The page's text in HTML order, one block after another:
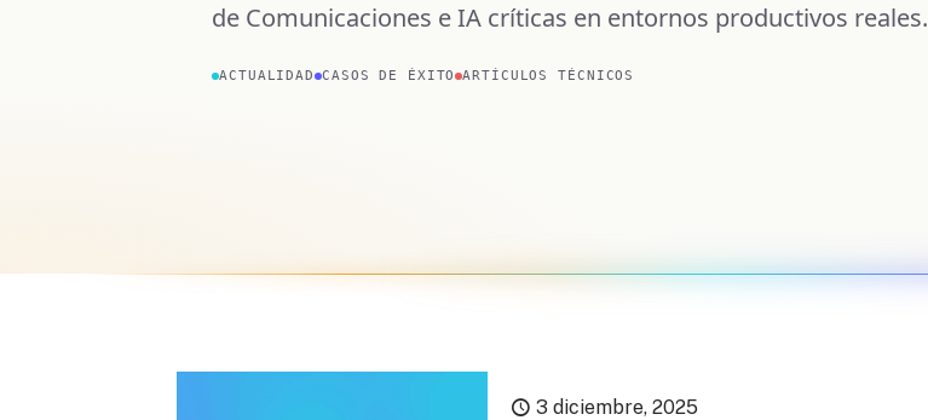
de Comunicaciones e IA críticas en entornos productivos reales.
ACTUALIDAD CASOS DE ÉXITO ARTÍCULOS TÉCNICOS
3 diciembre, 2025